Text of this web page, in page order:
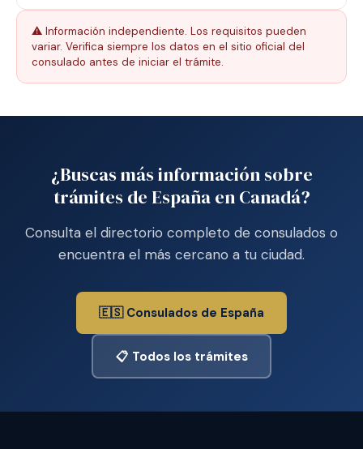
⚠️ Información independiente. Los requisitos pueden
variar. Verifica siempre los datos en el sitio oficial del
consulado antes de iniciar el trámite.
¿Buscas más información sobre
trámites de España en Canadá?
Consulta el directorio completo de consulados o
encuentra el más cercano a tu ciudad.
🇪🇸 Consulados de España
📋 Todos los trámites